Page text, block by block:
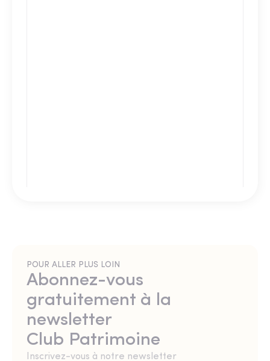
POUR ALLER PLUS LOIN
Abonnez-vous
gratuitement à la
newsletter
Club Patrimoine
Inscrivez-vous à notre newsletter